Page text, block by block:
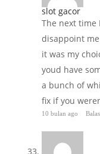
slot gacor
The next time
disappoint
it was my
youd have
a bunch of
fix if you
10 bulan ago Balas